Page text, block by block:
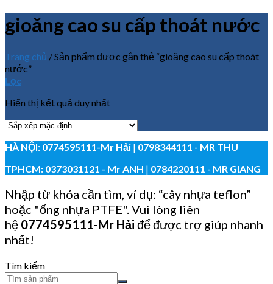
gioăng cao su cấp thoát nước
Trang chủ /Sản phẩm được gắn thẻ “gioăng cao su cấp thoát
nước”
Lọc
Hiển thị kết quả duy nhất
HÀ NỘI: 0774595111-Mr Hải | 0798344111 - MR THU
TPHCM: 0373031121 - Mr ANH | 0784220111 - MR GIANG
Nhập từ khóa cần tìm, ví dụ: “cây nhựa teflon”
hoặc "ống nhựa PTFE". Vui lòng liên
hệ 0774595111-Mr Hải để được trợ giúp nhanh
nhất!
Tìm kiếm